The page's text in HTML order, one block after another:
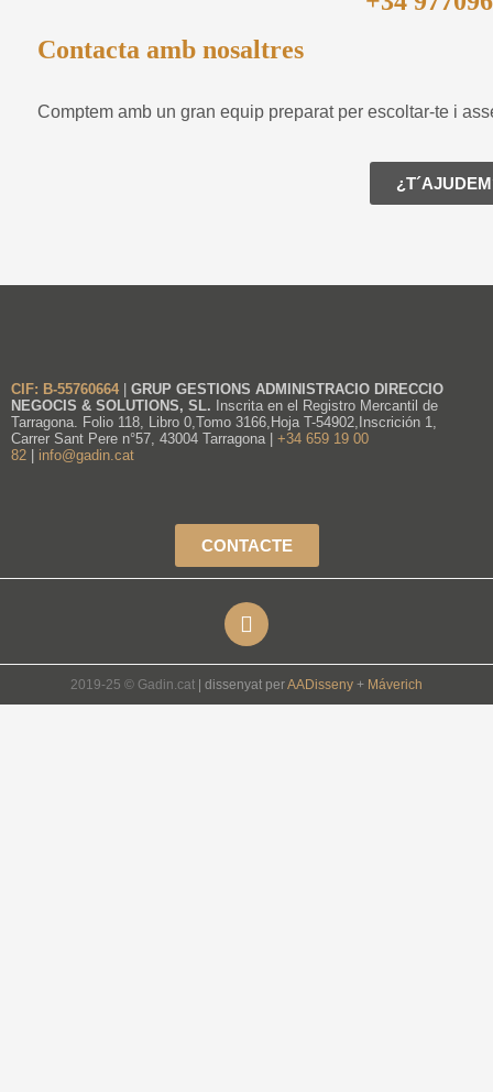
Contacta amb nosaltres
Comptem amb un gran equip preparat per escoltar-te i
CIF: B-55760664
GRUP GESTIONS ADMINISTRACIO DIRECCIO
NEGOCIS & SOLUTIONS, SL. Inscrita en el Registro Mercantil de
Tarragona. Folio 118, Libro 0,Tomo 3166,Hoja T-54902,Inscrición 1,
Carrer Sant Pere n°57, 43004 Tarragona |
+34 659 19 00
82
info@gadin.cat
CONTACTE
2019-25 © Gadin.cat | dissenyat perAADisseny + Máverich